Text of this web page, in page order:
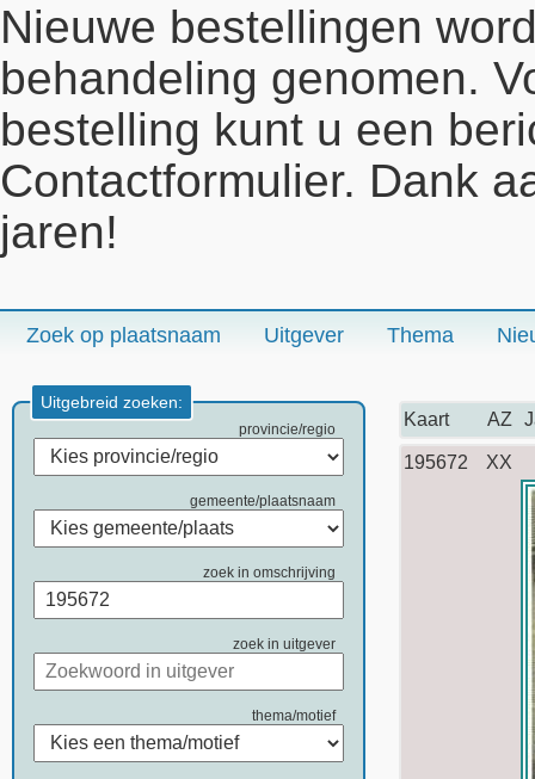
Nieuwe bestellingen
behandeling genomen.
bestelling kunt u een
Contactformulier. Dank
jaren!
Zoek op plaatsnaam Uitgever Thema
Uitgebreid zoeken:
provincie/regio
gemeente/plaatsnaam
zoek in omschrijving
zoek in uitgever
thema/motief
Kaart AZ
195672 XX